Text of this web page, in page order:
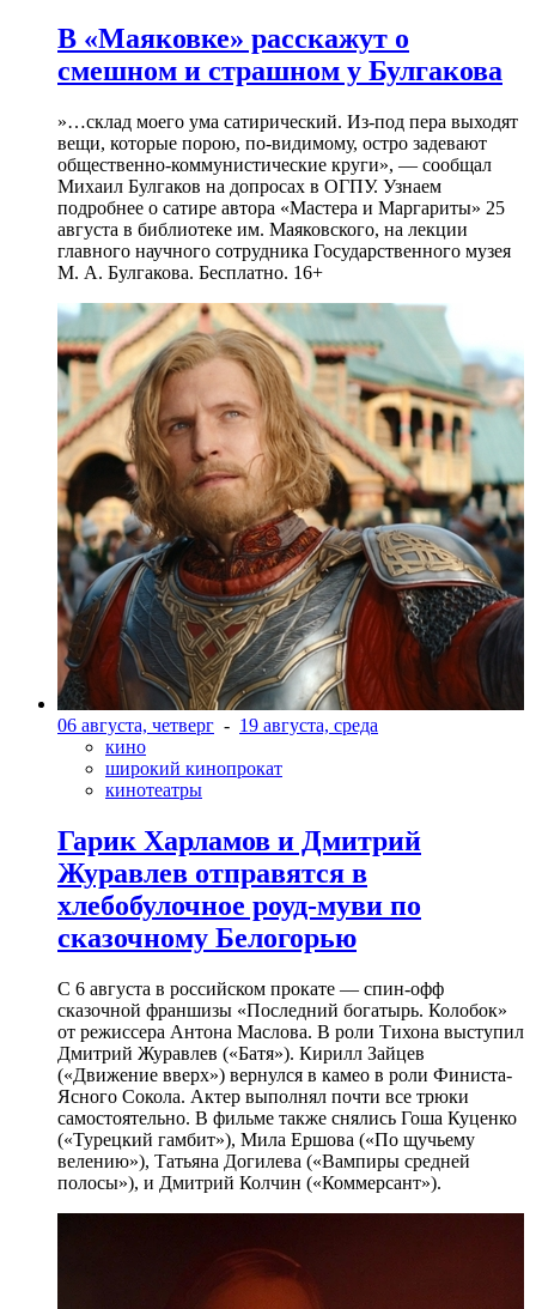
В «Маяковке» расскажут о
смешном и страшном у Булгакова
»…склад моего ума сатирический. Из-под пера выходят
вещи, которые порою, по-видимому, остро задевают
общественно-коммунистические круги», — сообщал
Михаил Булгаков на допросах в ОГПУ. Узнаем
подробнее о сатире автора «Мастера и Маргариты» 25
августа в библиотеке им. Маяковского, на лекции
главного научного сотрудника Государственного музея
М. А. Булгакова. Бесплатно. 16+
06 августа, четверг - 19 августа, среда
кино
широкий кинопрокат
кинотеатры
Гарик Харламов и Дмитрий
Журавлев отправятся в
хлебобулочное роуд-муви по
сказочному Белогорью
С 6 августа в российском прокате — спин-офф
сказочной франшизы «Последний богатырь. Колобок»
от режиссера Антона Маслова. В роли Тихона выступил
Дмитрий Журавлев («Батя»). Кирилл Зайцев
(«Движение вверх») вернулся в камео в роли Финиста-
Ясного Сокола. Актер выполнял почти все трюки
самостоятельно. В фильме также снялись Гоша Куценко
(«Турецкий гамбит»), Мила Ершова («По щучьему
велению»), Татьяна Догилева («Вампиры средней
полосы»), и Дмитрий Колчин («Коммерсант»).